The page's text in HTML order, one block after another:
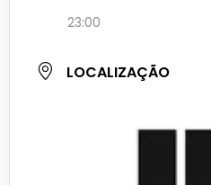
23:00
LOCALIZAÇÃO